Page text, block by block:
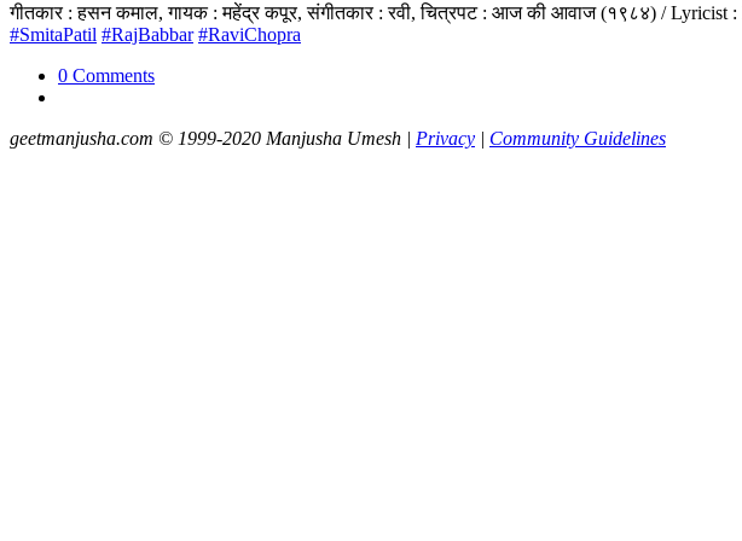
गीतकार : हसन कमाल, गायक : महेंद्र कपूर, संगीतकार : रवी, चित्रपट : आज की आवाज (१९८४) /
#SmitaPatil #RajBabbar #RaviChopra
0 Comments
geetmanjusha.com © 1999-2020 Manjusha Umesh | Privacy | Community Guidelines